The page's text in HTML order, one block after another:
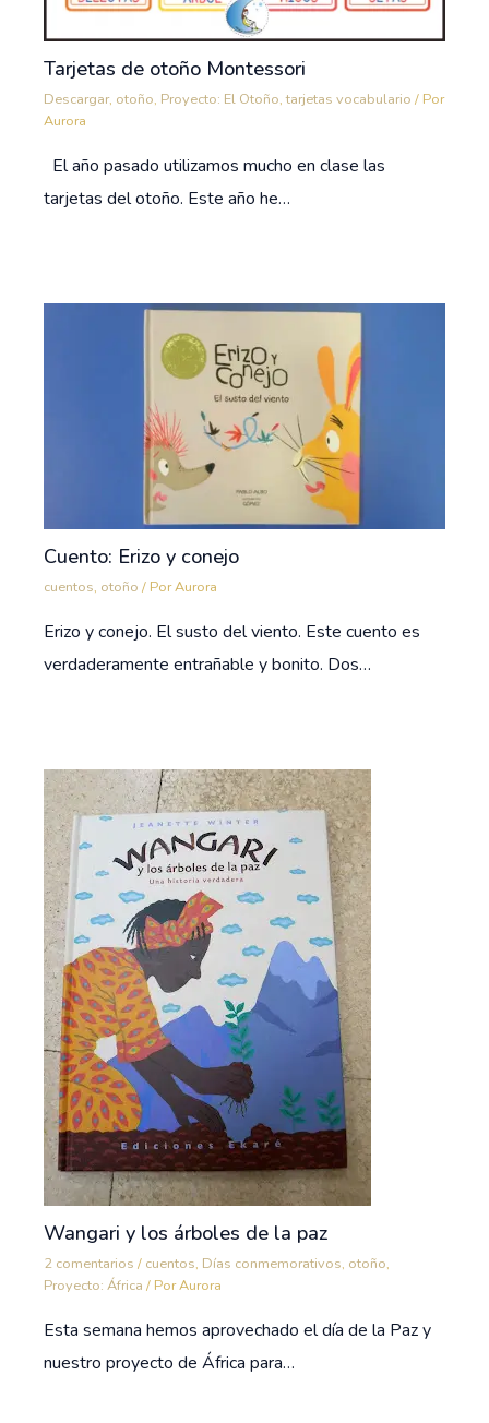
Tarjetas de otoño Montessori
Descargar, otoño, Proyecto: El Otoño,tarjetas vocabulario / Por
Aurora
El año pasado utilizamos mucho en clase las
tarjetas del otoño. Este año he…
Cuento: Erizo y conejo
cuentos, otoño / PorAurora
Erizo y conejo. El susto del viento. Este cuento es
verdaderamente entrañable y bonito. Dos…
Wangari y los árboles de la paz
2 comentarios / cuentos, Días conmemorativos, otoño,
Proyecto: África / PorAurora
Esta semana hemos aprovechado el día de la Paz y
nuestro proyecto de África para…